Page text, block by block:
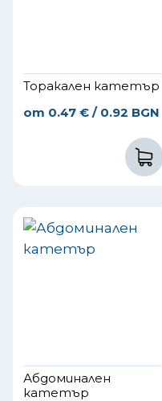
Торакален катетър
от 0.47 € / 0.92 BGN
Абдоминален
катетър